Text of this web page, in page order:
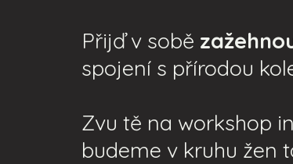
Přijď v sobě
spojení s přírodou
Zvu tě na workshop
budeme v kruhu žen